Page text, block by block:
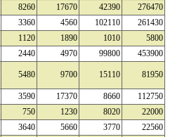
8260 17670 42390
276470
3360 4560 102110
261430
1120 1890 1010
5800
2440 4970 99800 453900
5480 9700 15110 81950
3590 17370 8660
112750
750 1230 8020
22000
3640 5660 3770 22560